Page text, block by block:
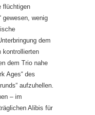
flüchtigen
gewesen, wenig
dem
kontrollierten
dem Trio nahe
Ages“ des
aufzuhellen.
– im
Alibis für